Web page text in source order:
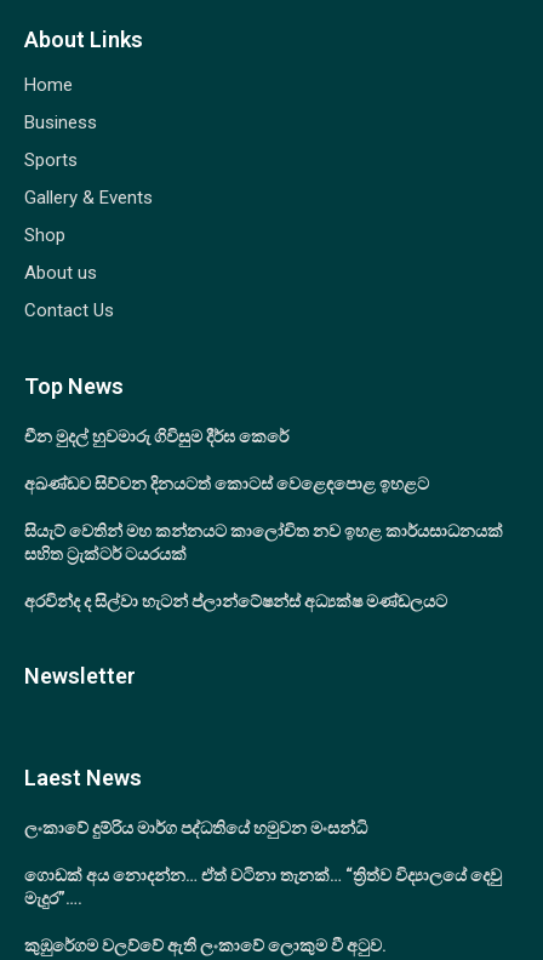
About Links
Home
Business
Sports
Gallery & Events
Shop
About us
Contact Us
Top News
චීන මුදල් හුවමාරු ගිවිසුම දීර්ඝ කෙරේ
අඛණ්ඩව සිව්වන දිනයටත් කොටස් වෙළෙඳපොළ ඉහළට
සියැට් වෙතින් මහ කන්නයට කාලෝචිත නව ඉහළ කාර්යසාධනයක්
සහිත ට්‍රැක්ටර් ටයරයක්
අරවින්ද ද සිල්වා හැටන් ප්ලාන්ටේෂන්ස් අධ්‍යක්ෂ මණ්ඩලයට
Newsletter
Laest News
ලංකාවේ දුම්රිය මාර්ග පද්ධතියේ හමුවන මංසන්ධි
ගොඩක් අය නොදන්න… ඒත් වටිනා තැනක්… “ත්‍රිත්ව විද්‍යාලයේ දෙවු
මැදුර”….
කුඹුරේගම වලව්වේ ඇති ලංකාවේ ලොකුම වී අටුව.